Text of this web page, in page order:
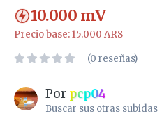
10.000 mV
Precio base: 15.000 ARS
(0 reseñas)
Por pcp04
Buscar sus otras subidas